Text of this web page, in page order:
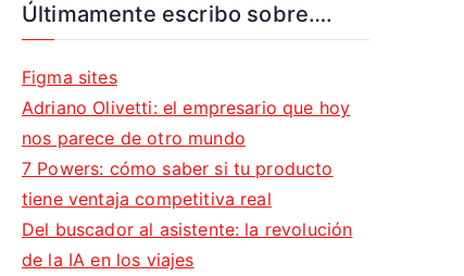
Últimamente escribo sobre….
Figma sites
Adriano Olivetti: el empresario que hoy
nos parece de otro mundo
7 Powers: cómo saber si tu producto
tiene ventaja competitiva real
Del buscador al asistente: la revolución
de la IA en los viajes